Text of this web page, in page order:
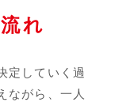
れ
定していく過
ながら、一人